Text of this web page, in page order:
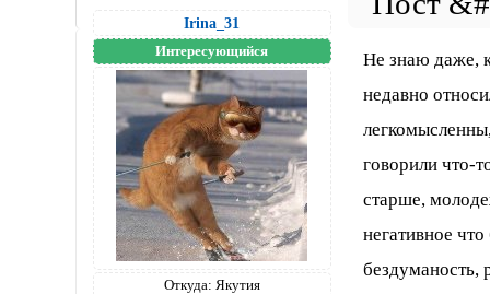
Irina_31
Интересующийся
Откуда: Якутия
Не знаю даже,
недавно
говорили что-
старше,
негативное
бездуманость,